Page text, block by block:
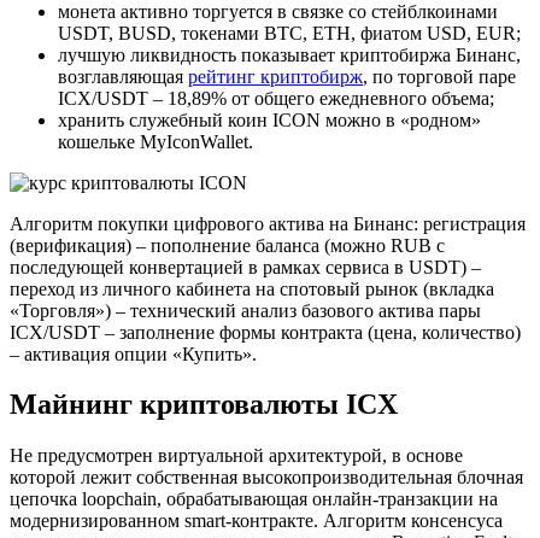
монета активно торгуется в связке со стейблкоинами
USDT, BUSD, токенами BTC, ETH, фиатом USD, EUR;
лучшую ликвидность показывает криптобиржа Бинанс,
возглавляющая рейтинг криптобирж, по торговой паре
ICX/USDT – 18,89% от общего ежедневного объема;
хранить служебный коин ICON можно в «родном»
кошельке MyIconWallet.
Алгоритм покупки цифрового актива на Бинанс: регистрация
(верификация) – пополнение баланса (можно RUB с
последующей конвертацией в рамках сервиса в USDT) –
переход из личного кабинета на спотовый рынок (вкладка
«Торговля») – технический анализ базового актива пары
ICX/USDT – заполнение формы контракта (цена, количество)
– активация опции «Купить».
Майнинг криптовалюты ICX
Не предусмотрен виртуальной архитектурой, в основе
которой лежит собственная высокопроизводительная блочная
цепочка loopchain, обрабатывающая онлайн-транзакции на
модернизированном smart-контракте. Алгоритм консенсуса